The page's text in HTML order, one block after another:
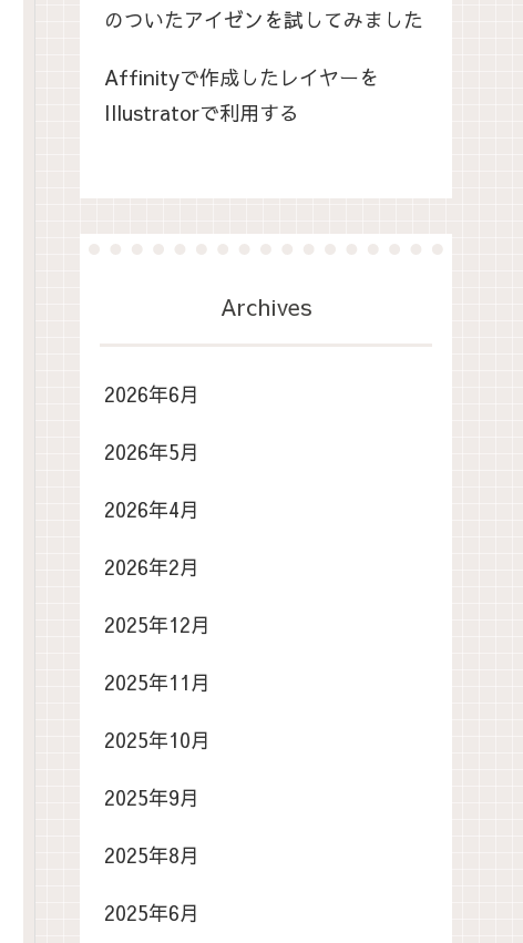
のついたアイゼンを試してみました
Affinityで作成したレイヤーを
Illustratorで利用する
Archives
2026年6月
2026年5月
2026年4月
2026年2月
2025年12月
2025年11月
2025年10月
2025年9月
2025年8月
2025年6月